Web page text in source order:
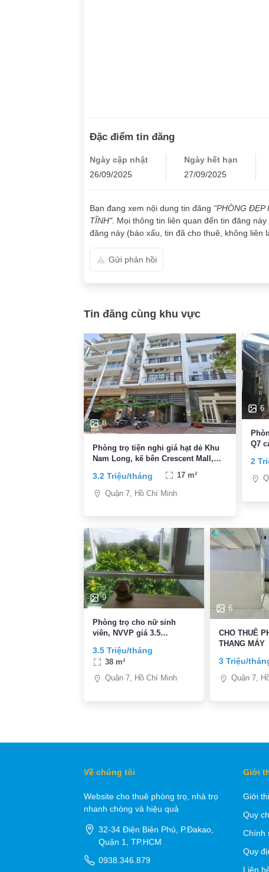
Đặc điểm tin đăng
Ngày cập nhật
26/09/2025
Ngày hết hạn
27/09/2025
Bạn đang xem nội dung tin đăng "PHÒNG ĐẸP
TĨNH". Mọi thông tin liên quan đến tin đăng
đăng này (báo xấu, tin đã cho thuê, không liên
Gửi phản hồi
Tin đăng cùng khu vực
8
Phòng trọ tiện nghi giá hạt dẻ Khu
Nam Long, kế bên Crescent Mall,
3.2 Triệu/tháng 17 m²
Quận 7, Hồ Chí Minh
6
Q7
2
9
Phòng trọ cho nữ sinh
viên, NVVP giá 3.5
3.5 Triệu/tháng
38 m²
Quận 7, Hồ Chí Minh
6
CHO THUÊ
THANG MÁY
3 Triệu/
Quận 7,
Về chúng tôi
Website cho thuê phòng trọ, nhà trọ
nhanh chóng và hiệu quả
32-34 Điện Biên Phủ, P.Đakao,
Quận 1, TP.HCM
0938.346.879
Giới
Giới
Quy
Chính
Quy
Liên